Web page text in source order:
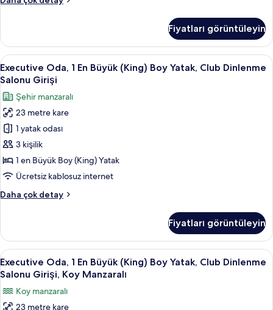
görün
Kişilik
Yatak
hakkında
daha
detay
Fiyatları görüntüleyin
Executive
Oda,
En
Büyük
(King)
Boy
Yatak,
Club
Salonu
tüm
fotoğrafları
görün
Minibar, odada kasa, masa, güneşlik/
7
Executive Oda, 1 En Büyük (King) Boy Yatak, Club Dinlenme
Salonu Girişi
Şehir manzaralı
23 metre kare
1 yatak odası
3 kişilik
1 en Büyük Boy (King) Yatak
Ücretsiz kablosuz internet
Daha çok detay
Executive
Büyük
(King)
Boy
Yatak,
Dinlenme
Salonu
Fiyatları görüntüleyin
Executive
Oda,
En
Minibar, odada kasa, masa, güneşlik/
6
Executive Oda, 1 En Büyük (King) Boy Yatak, Club Dinlenme
Salonu Girişi, Koy Manzaralı
Koy manzaralı
23 metre kare